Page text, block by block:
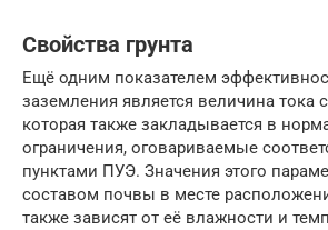
Свойства грунта
Ещё одним показателем
заземления является величина тока
которая также закладывается в
ограничения, оговариваемые
пунктами ПУЭ. Значения этого
составом почвы в месте
также зависят от её влажности и